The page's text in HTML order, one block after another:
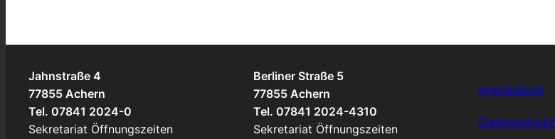
Jahnstraße 4
77855 Achern
Tel. 07841 2024-0
Sekretariat Öffnungszeiten
Berliner Straße 5
77855 Achern
Tel. 07841 2024-4310
Sekretariat Öffnungszeiten
Impressum
Datenschutz